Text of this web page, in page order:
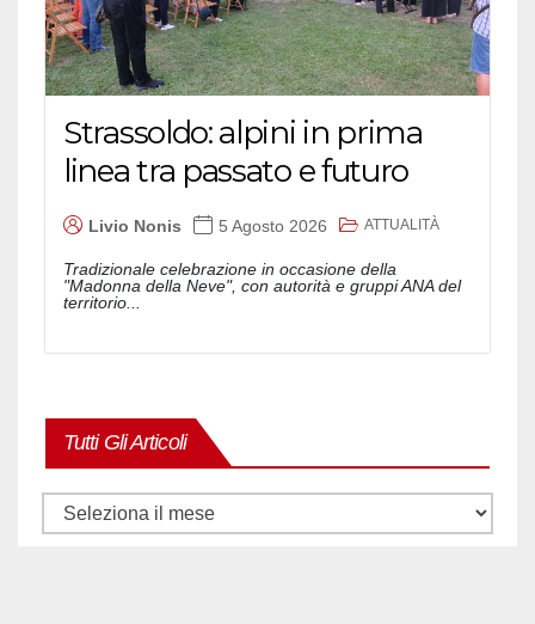
Strassoldo: alpini in prima
linea tra passato e futuro
Livio Nonis 5 Agosto 2026 ATTUALITÀ
Tradizionale celebrazione in occasione della
"Madonna della Neve", con autorità e gruppi ANA del
territorio...
Tutti Gli Articoli
Tutti